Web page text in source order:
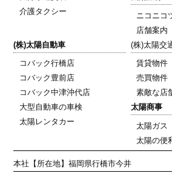
介護タクシー
ニコニコ
店舗案内
(株)太陽自動車
コバック行橋店
コバック豊前店
コバック中津沖代店
大型自動車の車検
太陽レンタカー
(株)太陽交
賃貸物件
売買物件
素敵な店
太陽商事
太陽ガス
太陽の便
本社 【所在地】福岡県行橋市今井